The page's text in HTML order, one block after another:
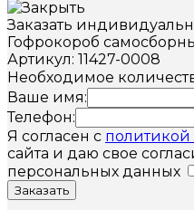
Заказать
Гофрокороб
Артикул: 11427-0008
Необходимое
Ваше имя:
Телефон:
Я согласен с
сайта и даю свое
персональных данных
Заказать